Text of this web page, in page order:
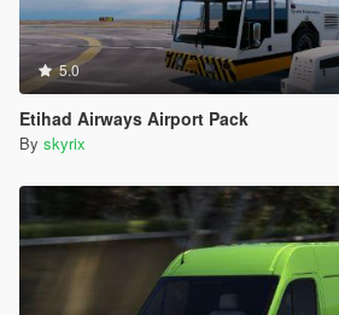
5.0
Etihad Airways Airport Pack
By skyrix